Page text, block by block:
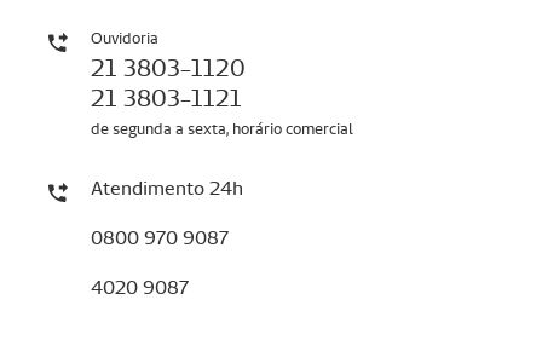
Ouvidoria
21 3803-1120
21 3803-1121
de segunda a sexta, horário comercial
Atendimento 24h
0800 970 9087
4020 9087